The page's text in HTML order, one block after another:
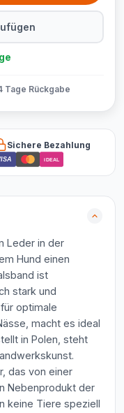
Tage Rückgabe
Sichere Bezahlung
iDEAL
Leder in der
Hund einen
ist
stark und
optimale
macht es ideal
in Polen, steht
das von einer
Nebenprodukt der
keine Tiere speziell